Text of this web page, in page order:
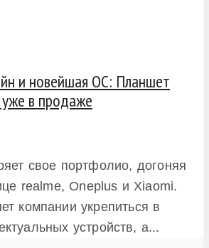
и новейшая ОС: Планшет
в продаже
свое портфолио, догоняя
realme, Oneplus и Xiaomi.
компании укрепиться в
устройств, а...